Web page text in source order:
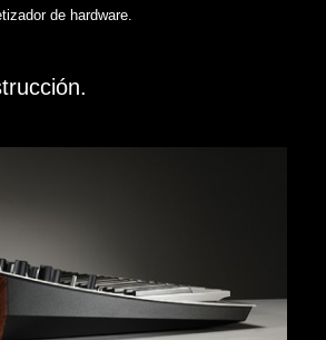
de hardware.